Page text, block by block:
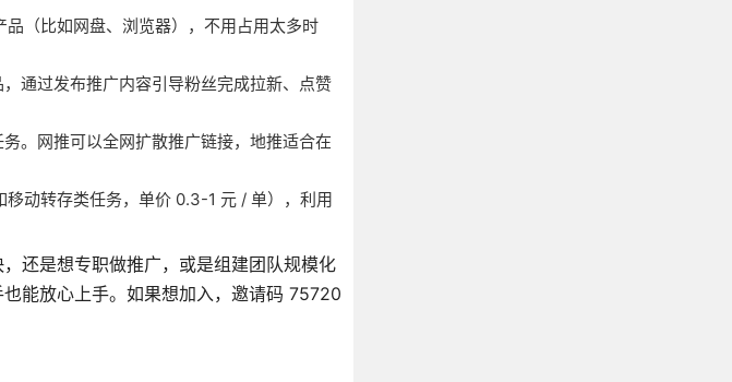
（比如网盘、浏览器），不用占用太多时
通过发布推广内容引导粉丝完成拉新、点赞
。网推可以全网扩散推广链接，地推适合在
动转存类任务，单价 0.3-1 元 / 单），利用
还是想专职做推广，或是组建团队规模化
能放心上手。如果想加入，邀请码 75720